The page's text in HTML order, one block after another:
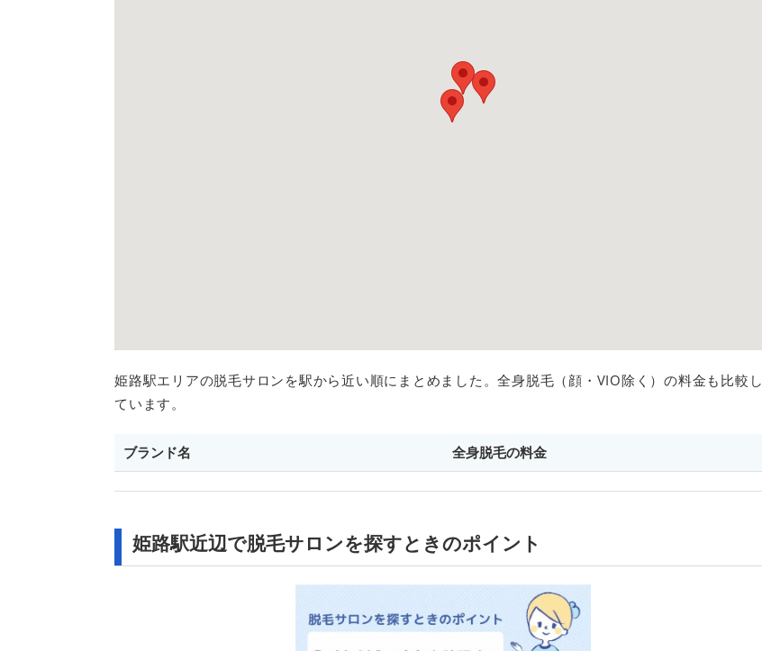
姫路駅エリアの脱毛サロンを駅から近い順にまとめました。全身脱毛（顔・VIO除く）の料金も比較し
ています。
ブランド名 全身脱毛の料金
姫路駅近辺で脱毛サロンを探すときのポイント